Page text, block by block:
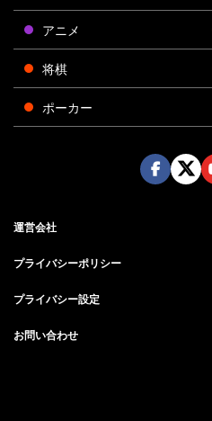
アニメ
将棋
ポーカー
運営会社
プライバシーポリシー
プライバシー設定
お問い合わせ